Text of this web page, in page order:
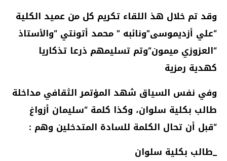
وقد تم خلال هذ اللقاء تكريم كل من عميد الكلية
“علي أزديموسى”ونائبه ” محمد أتونتي “والأستاذ
“العزوزي ميمون”وتم تسليمهم ذرعا تذكاريا
كهدية رمزية
وفي نفس السياق شهد المؤتمر الثقافي مداخلة
طالب بكلية سلوان، وكذا كلمة “سليمان أزواغ
“قبل أن تحال الكلمة للسادة المتدخلين وهم :
_طالب بكلية سلوان